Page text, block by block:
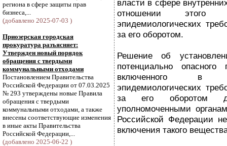
региона в сфере защиты прав
бизнеса,...
(добавлено 2025-07-03 )
Приозерская городская
прокуратура разъясняет:
Утвержден новый порядок
обращения с твердыми
коммунальными отходами
Постановлением Правительства
Российской Федерации от 07.03.2025
№ 293 утверждены новые Правила
обращения с твердыми
коммунальными отходами, а также
внесены соответствующие изменения
в иные акты Правительства
Российской Федерации,...
(добавлено 2025-06-22 )
власти в сфере
отношении этого
эпидемиологических
за его оборотом.
Решение об
потенциально опасного
включенного в
эпидемиологических
за его оборотом
уполномоченными
Российской Федерации
включения такого